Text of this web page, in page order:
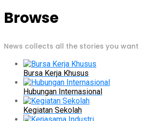
Browse
News collects all the stories you
Bursa Kerja Khusus
Hubungan Internasional
Kegiatan Sekolah